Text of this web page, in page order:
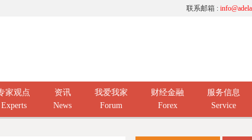
联系邮箱 :
家观点
Experts
资讯
News
我爱我家
Forum
财经金融
Forex
服务信息
Service